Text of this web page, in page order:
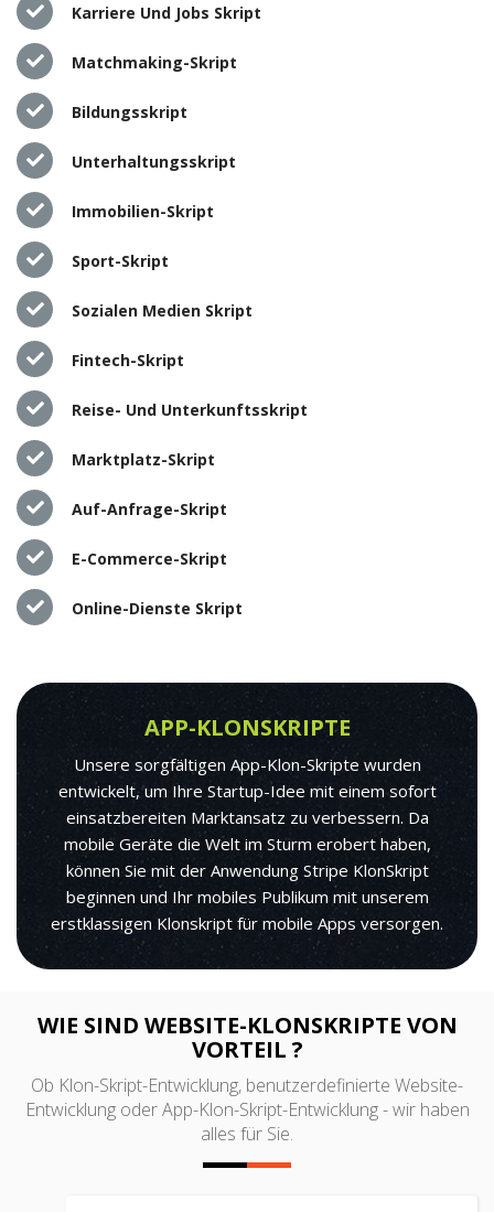
Karriere Und Jobs Skript
Matchmaking-Skript
Bildungsskript
Unterhaltungsskript
Immobilien-Skript
Sport-Skript
Sozialen Medien Skript
Fintech-Skript
Reise- Und Unterkunftsskript
Marktplatz-Skript
Auf-Anfrage-Skript
E-Commerce-Skript
Online-Dienste Skript
APP-KLONSKRIPTE
Unsere sorgfältigen App-Klon-Skripte wurden
entwickelt, um Ihre Startup-Idee mit einem sofort
einsatzbereiten Marktansatz zu verbessern. Da
mobile Geräte die Welt im Sturm erobert haben,
können Sie mit der Anwendung Stripe KlonSkript
beginnen und Ihr mobiles Publikum mit unserem
erstklassigen Klonskript für mobile Apps versorgen.
WIE SIND WEBSITE-KLONSKRIPTE VON
VORTEIL ?
Ob Klon-Skript-Entwicklung, benutzerdefinierte Website-
Entwicklung oder App-Klon-Skript-Entwicklung - wir haben
alles für Sie.